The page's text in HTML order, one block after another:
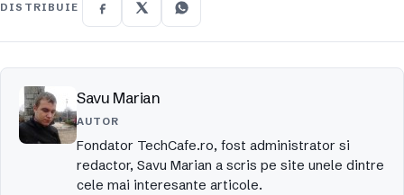
DISTRIBUIE
Savu Marian
AUTOR
Fondator TechCafe.ro, fost administrator si
redactor, Savu Marian a scris pe site unele dintre
cele mai interesante articole.